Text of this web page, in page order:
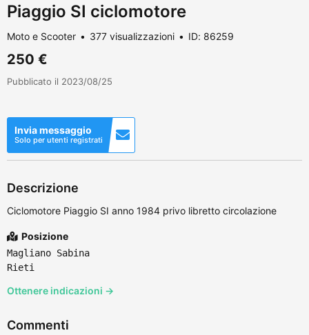
Piaggio SI ciclomotore
Moto e Scooter 377 visualizzazioni ID: 86259
250 €
Pubblicato il 2023/08/25
Invia messaggio
Solo per utenti registrati
Descrizione
Ciclomotore Piaggio SI anno 1984 privo libretto circolazione
Posizione
Magliano Sabina
Rieti
Ottenere indicazioni →
Commenti